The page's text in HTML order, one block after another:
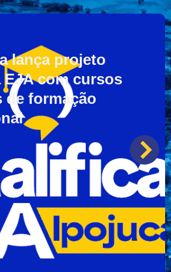
lança projeto
EJA com cursos
de formação